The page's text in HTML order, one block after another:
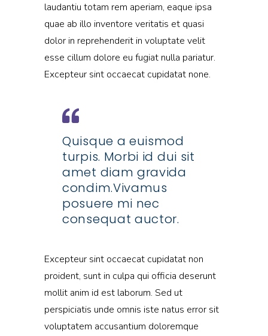
laudantiu totam rem aperiam, eaque ipsa
quae ab illo inventore veritatis et quasi
dolor in reprehenderit in voluptate velit
esse cillum dolore eu fugiat nulla pariatur.
Excepteur sint occaecat cupidatat none.
Quisque a euismod
turpis. Morbi id dui sit
amet diam gravida
condim.Vivamus
posuere mi nec
consequat auctor.
Excepteur sint occaecat cupidatat non
proident, sunt in culpa qui officia deserunt
mollit anim id est laborum. Sed ut
perspiciatis unde omnis iste natus error sit
voluptatem accusantium doloremque